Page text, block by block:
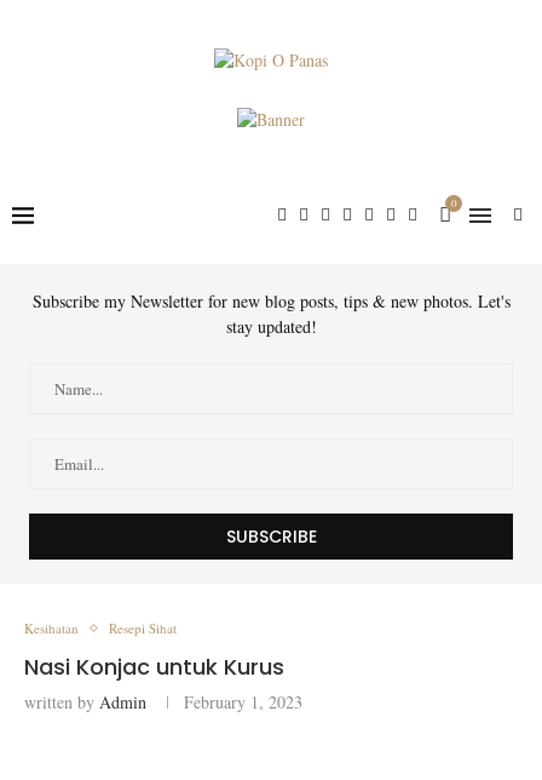
0
Subscribe my Newsletter for new blog posts, tips & new photos. Let's
stay updated!
Kesihatan Resepi Sihat
Nasi Konjac untuk Kurus
written by Admin February 1, 2023